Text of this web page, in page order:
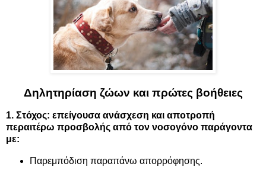
Δηλητηρίαση ζώων και πρώτες βοήθειες
1. Στόχος: επείγουσα ανάσχεση και αποτροπή
περαιτέρω προσβολής από τον νοσογόνο παράγοντα
με:
Παρεμπόδιση παραπάνω απορρόφησης.